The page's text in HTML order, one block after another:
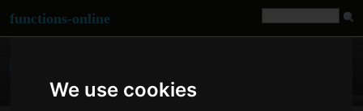
We use cookies
functions-online